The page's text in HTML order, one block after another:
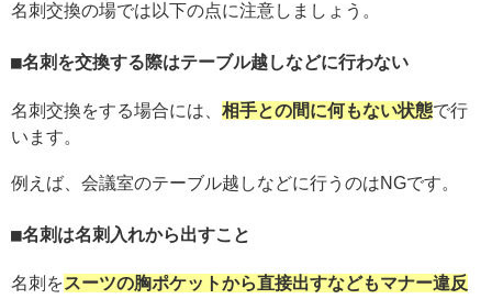
名刺交換の場では以下の点に注意しましょう。
名刺を交換する際はテーブル越しなどに行わない
名刺交換をする場合には、 相手との間に何もない状態で行
います。
例えば、会議室のテーブル越しなどに行うのはNGです。
名刺は名刺入れから出すこと
名刺をスーツの胸ポケットから直接出すなどもマナー違反